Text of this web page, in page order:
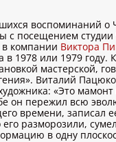
воспоминаний о
с посещением студии
в компании Виктора
1978 или 1979 году.
мастерской,
Виталий
«Это
он пережил всю
времени, записал
его разморозили,
в одну